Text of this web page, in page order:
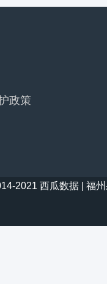
政策
2021 西瓜数据 | 福